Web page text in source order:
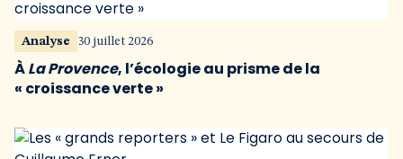
Analyse 30 juillet 2026
ÀLa Provence, l’écologie au prisme de la
« croissance verte »